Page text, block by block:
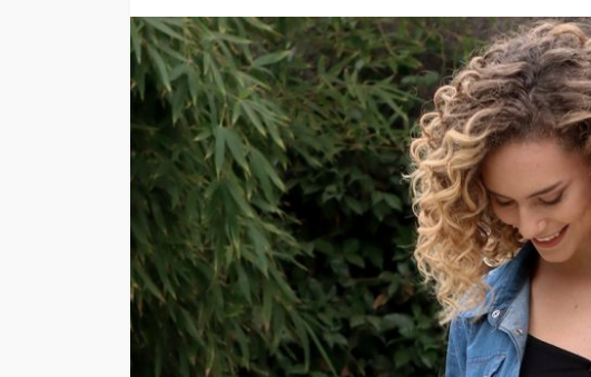
SALUD
5 decisiones que marcan la
diferencia en tu bienestar
Andrea Essus 1 día ago